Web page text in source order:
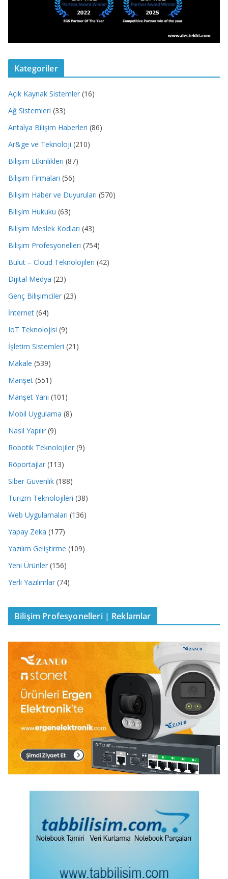
Kategoriler
Açık Kaynak Sistemler (16)
Ağ Sistemleri (33)
Antalya Bilişim Haberleri (86)
Ar&ge ve Teknoloji (210)
Bilişim Etkinlikleri (87)
Bilişim Firmaları (56)
Bilişim Haber ve Duyuruları (570)
Bilişim Hukuku (63)
Bilişim Meslek Kodları (43)
Bilişim Profesyonelleri (754)
Bulut – Cloud Teknolojileri (42)
Dijital Medya (23)
Genç Bilişimciler (23)
İnternet (64)
IoT Teknolojisi (9)
İşletim Sistemleri (21)
Makale (539)
Manşet (551)
Manşet Yanı (101)
Mobil Uygulama (8)
Nasıl Yapılır (9)
Robotik Teknolojiler (9)
Röportajlar (113)
Siber Güvenlik (188)
Turizm Teknolojileri (38)
Web Uygulamaları (136)
Yapay Zeka (177)
Yazılım Geliştirme (109)
Yeni Ürünler (156)
Yerli Yazılımlar (74)
Bilişim Profesyonelleri | Reklamlar